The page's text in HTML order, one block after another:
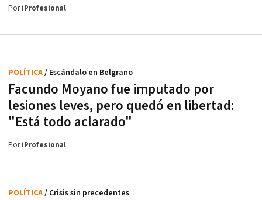
PoriProfesional
Facundo Moyano fue imputado por
lesiones leves, pero quedó en libertad:
"Está todo aclarado"
POLÍTICA/ Escándalo en Belgrano
PoriProfesional
POLÍTICA/ Crisis sin precedentes